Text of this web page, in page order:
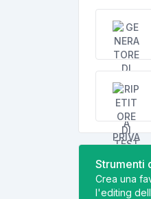
Strumenti
Crea una
l'editing